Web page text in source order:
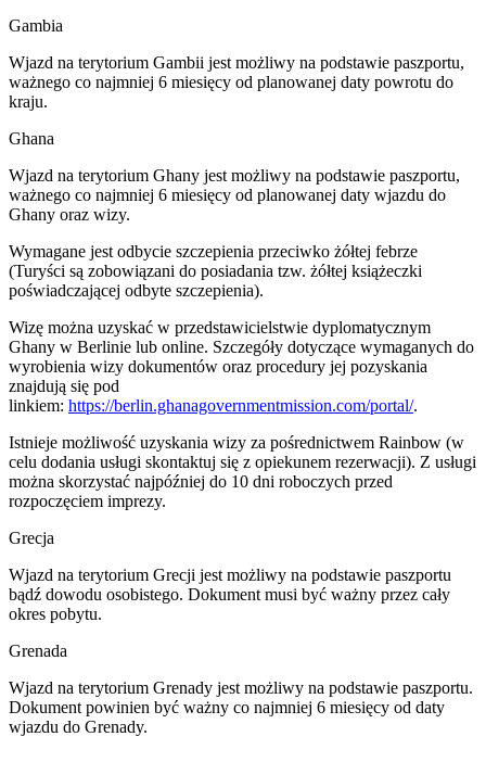
Gambia
Wjazd na terytorium Gambii jest możliwy na podstawie paszportu,
ważnego co najmniej 6 miesięcy od planowanej daty powrotu do
kraju.
Ghana
Wjazd na terytorium Ghany jest możliwy na podstawie paszportu,
ważnego co najmniej 6 miesięcy od planowanej daty wjazdu do
Ghany oraz wizy.
Wymagane jest odbycie szczepienia przeciwko żółtej febrze
(Turyści są zobowiązani do posiadania tzw. żółtej książeczki
poświadczającej odbyte szczepienia).
Wizę można uzyskać w przedstawicielstwie dyplomatycznym
Ghany w Berlinie lub online. Szczegóły dotyczące wymaganych do
wyrobienia wizy dokumentów oraz procedury jej pozyskania
znajdują się pod
linkiem: https://berlin.ghanagovernmentmission.com/portal/.​
Istnieje możliwość uzyskania wizy za pośrednictwem Rainbow (w
celu dodania usługi skontaktuj się z opiekunem rezerwacji). Z usługi
można skorzystać najpóźniej do 10 dni roboczych przed
rozpoczęciem imprezy.
Grecja
Wjazd na terytorium Grecji jest możliwy na podstawie paszportu
bądź dowodu osobistego. Dokument musi być ważny przez cały
okres pobytu.
Grenada
Wjazd na terytorium Grenady jest możliwy na podstawie paszportu.
Dokument powinien być ważny co najmniej 6 miesięcy od daty
wjazdu do Grenady.